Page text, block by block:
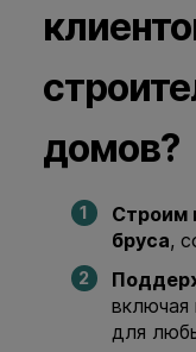
домов?
Строим
бруса,
включая
для